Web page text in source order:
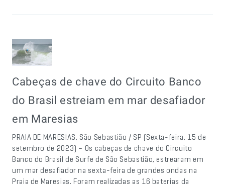
Cabeças de chave do Circuito Banco
do Brasil estreiam em mar desafiador
em Maresias
PRAIA DE MARESIAS, São Sebastião / SP (Sexta-feira, 15 de
setembro de 2023) – Os cabeças de chave do Circuito
Banco do Brasil de Surfe de São Sebastião, estrearam em
um mar desafiador na sexta-feira de grandes ondas na
Praia de Maresias. Foram realizadas as 16 baterias da